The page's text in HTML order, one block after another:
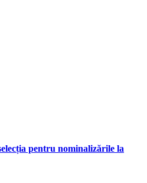
pentru nominalizările la